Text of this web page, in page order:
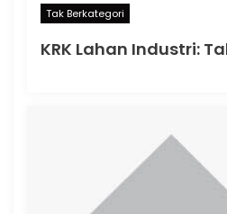
Tak Berkategori